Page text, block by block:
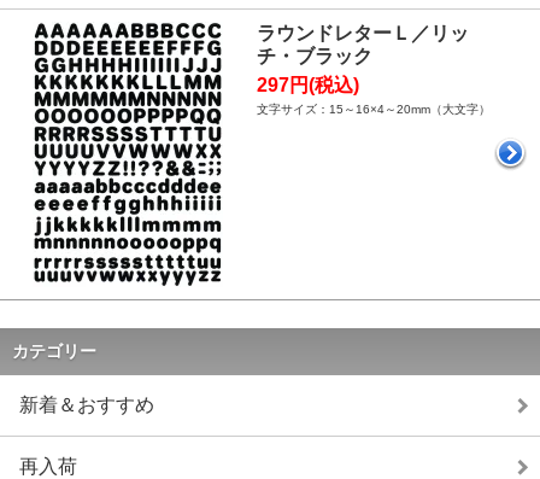
ラウンドレターＬ／リッ
チ・ブラック
297円(税込)
文字サイズ：15～16×4～20mm（大文字）
カテゴリー
新着＆おすすめ
再入荷